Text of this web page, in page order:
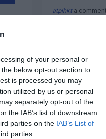
of your personal or
below opt-out section to
is processed you may
utilized by us or personal
separately opt-out of the
the IAB’s list of downstream
parties on the IAB’s List of
parties.
atplhkta
19 h 23 sans
National Airlines
vietnam airlines